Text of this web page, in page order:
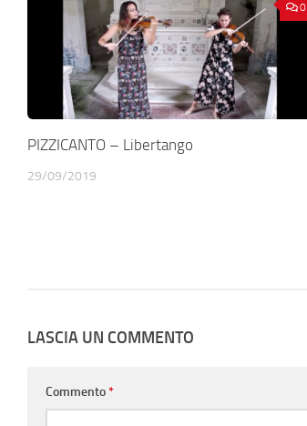
0
PIZZICANTO – Libertango
29/09/2019
LASCIA UN COMMENTO
Commento*